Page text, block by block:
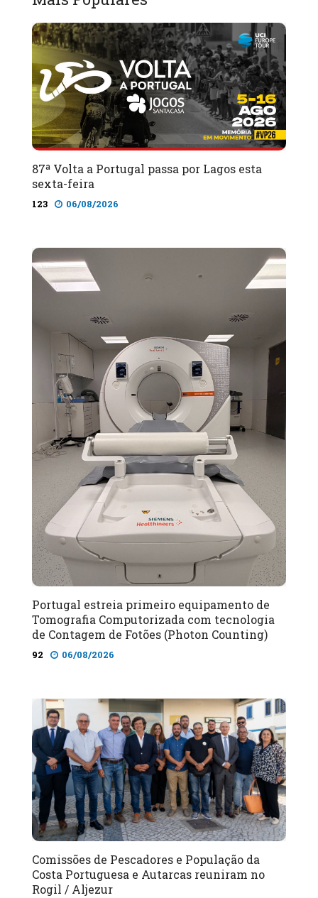
87ª Volta a Portugal passa por Lagos esta
sexta-feira
123 06/08/2026
Portugal estreia primeiro equipamento de
Tomografia Computorizada com tecnologia
de Contagem de Fotões (Photon Counting)
92 06/08/2026
Comissões de Pescadores e População da
Costa Portuguesa e Autarcas reuniram no
Rogil / Aljezur